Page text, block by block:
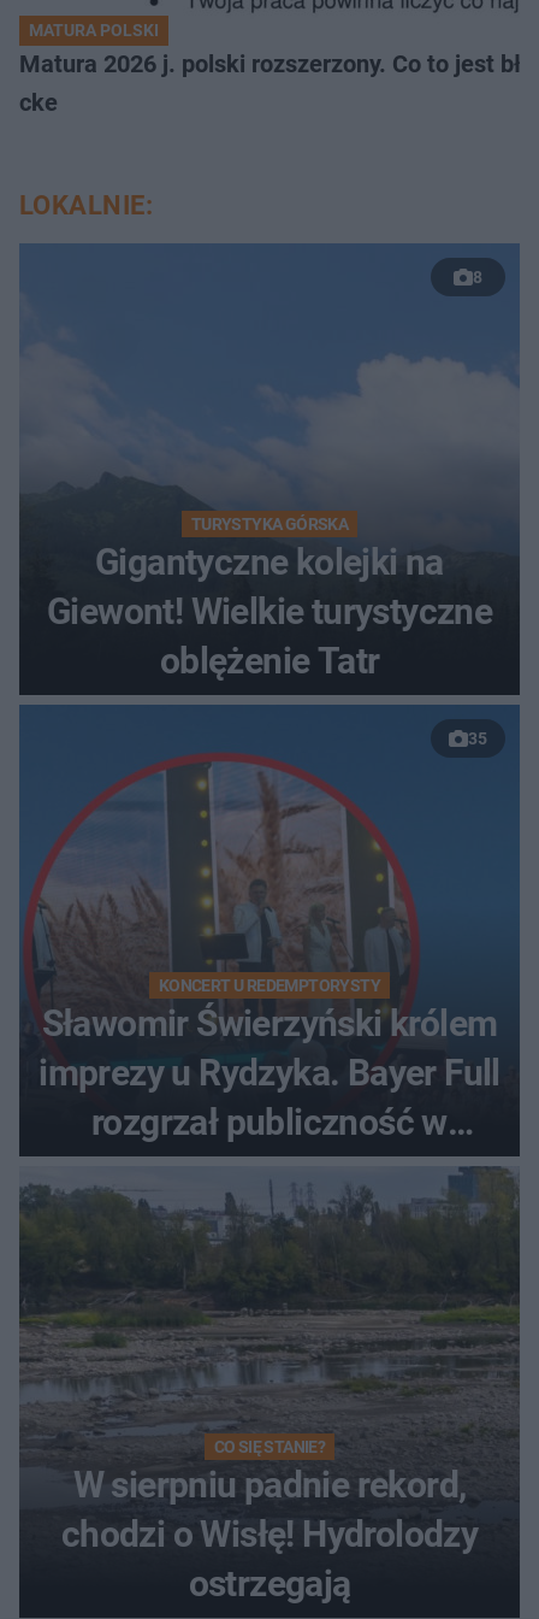
MATURA POLSKI
Matura 2026 j. polski rozszerzony. Co to jest
cke
LOKALNIE:
8
TURYSTYKA GÓRSKA
Gigantyczne kolejki na
Giewont! Wielkie turystyczne
oblężenie Tatr
35
KONCERT U REDEMPTORYSTY
Sławomir Świerzyński królem
imprezy u Rydzyka. Bayer Full
rozgrzał publiczność w
Toruniu
CO SIĘ STANIE?
W sierpniu padnie rekord,
chodzi o Wisłę! Hydrolodzy
ostrzegają